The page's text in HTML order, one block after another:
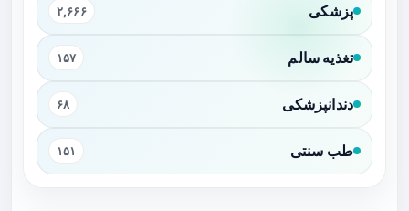
پزشکی ۲,۶۶۶
تغذیه سالم ۱۵۷
دندانپزشکی ۶۸
طب سنتی ۱۵۱